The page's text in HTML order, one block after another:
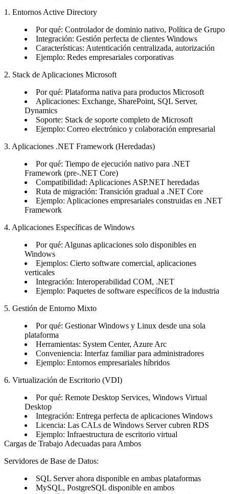
1. Entornos Active Directory
Por qué: Controlador de dominio nativo, Política de Grupo
Integración: Gestión perfecta de clientes Windows
Características: Autenticación centralizada, autorización
Ejemplo: Redes empresariales corporativas
2. Stack de Aplicaciones Microsoft
Por qué: Plataforma nativa para productos Microsoft
Aplicaciones: Exchange, SharePoint, SQL Server,
Dynamics
Soporte: Stack de soporte completo de Microsoft
Ejemplo: Correo electrónico y colaboración empresarial
3. Aplicaciones .NET Framework (Heredadas)
Por qué: Tiempo de ejecución nativo para .NET
Framework (pre-.NET Core)
Compatibilidad: Aplicaciones ASP.NET heredadas
Ruta de migración: Transición gradual a .NET Core
Ejemplo: Aplicaciones empresariales construidas en .NET
Framework
4. Aplicaciones Específicas de Windows
Por qué: Algunas aplicaciones solo disponibles en
Windows
Ejemplos: Cierto software comercial, aplicaciones
verticales
Integración: Interoperabilidad COM, .NET
Ejemplo: Paquetes de software específicos de la industria
5. Gestión de Entorno Mixto
Por qué: Gestionar Windows y Linux desde una sola
plataforma
Herramientas: System Center, Azure Arc
Conveniencia: Interfaz familiar para administradores
Ejemplo: Entornos empresariales híbridos
6. Virtualización de Escritorio (VDI)
Por qué: Remote Desktop Services, Windows Virtual
Desktop
Integración: Entrega perfecta de aplicaciones Windows
Licencia: Las CALs de Windows Server cubren RDS
Ejemplo: Infraestructura de escritorio virtual
Cargas de Trabajo Adecuadas para Ambos
Servidores de Base de Datos:
SQL Server ahora disponible en ambas plataformas
MySQL, PostgreSQL disponible en ambos